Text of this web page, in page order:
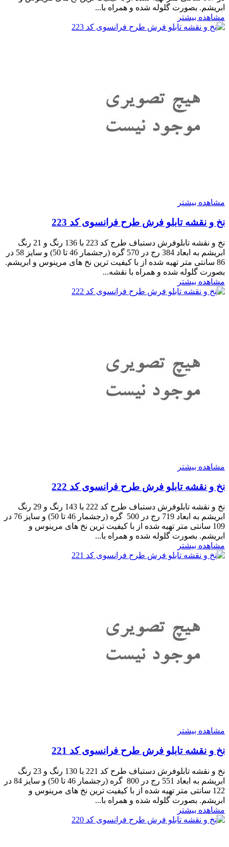
ابریشم. بصورت گلوله شده و همراه با...
مشاهده بیشتر
مشاهده بیشتر
نخ و نقشه تابلو فرش طرح فرانسوی کد 223
نخ و نقشه تابلوفرش دستباف طرح کد 223 با 136 رنگ و 21 رنگ
ابریشم به ابعاد 384 رج در 570 گره (رجشمار 46 تا 50) و سایز 58 در
86 سانتی متر تهیه شده از با کیفیت ترین نخ های مرینوس و ابریشم.
بصورت گلوله شده و همراه با نقشه...
مشاهده بیشتر
مشاهده بیشتر
نخ و نقشه تابلو فرش طرح فرانسوی کد 222
نخ و نقشه تابلوفرش دستباف طرح کد 222 با 143 رنگ و 29 رنگ
ابریشم به ابعاد 719 رج در 500 گره (رجشمار 46 تا 50) و سایز 76 در
109 سانتی متر تهیه شده از با کیفیت ترین نخ های مرینوس و
ابریشم. بصورت گلوله شده و همراه با...
مشاهده بیشتر
مشاهده بیشتر
نخ و نقشه تابلو فرش طرح فرانسوی کد 221
نخ و نقشه تابلوفرش دستباف طرح کد 221 با 130 رنگ و 23 رنگ
ابریشم به ابعاد 551 رج در 800 گره (رجشمار 46 تا 50) و سایز 84 در
122 سانتی متر تهیه شده از با کیفیت ترین نخ های مرینوس و
ابریشم. بصورت گلوله شده و همراه با...
مشاهده بیشتر